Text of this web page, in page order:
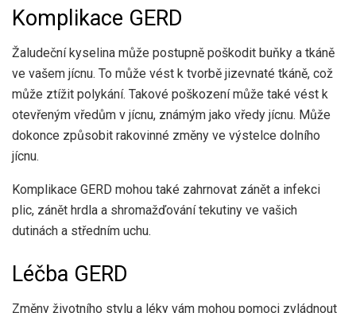
Komplikace GERD
Žaludeční kyselina může postupně poškodit buňky a tkáně
ve vašem jícnu. To může vést k tvorbě jizevnaté tkáně, což
může ztížit polykání. Takové poškození může také vést k
otevřeným vředům v jícnu, známým jako vředy jícnu. Může
dokonce způsobit rakovinné změny ve výstelce dolního
jícnu.
Komplikace GERD mohou také zahrnovat zánět a infekci
plic, zánět hrdla a shromažďování tekutiny ve vašich
dutinách a středním uchu.
Léčba GERD
Změny životního stylu a léky vám mohou pomoci zvládnout